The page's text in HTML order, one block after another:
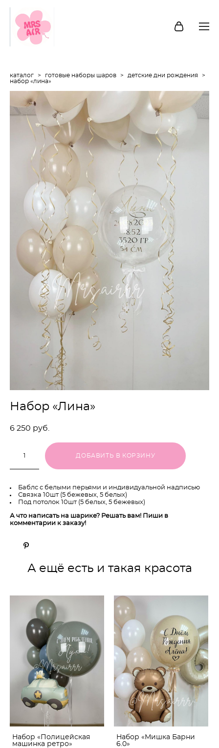
каталог > готовые наборы шаров > детские дни рождения
>
набор «лина»
Набор «Лина»
6 250 pуб.
ДОБАВИТЬ В КОРЗИНУ
Баблс с белыми перьями и индивидуальной надписью
Связка 10шт (5 бежевых, 5 белых)
Под потолок 10шт (5 белых, 5 бежевых)
А что написать на шарике? Решать вам! Пиши в
комментарии к заказу!
А ещё есть и такая красота
Набор «Полицейская
машинка ретро»
Набор «Мишка Барни
6.0»